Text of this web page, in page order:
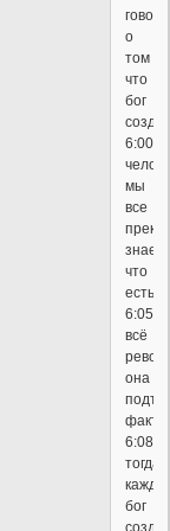
о
том
что
бог
6:00
мы
все
знаем
что
есть
6:05
всё
она
6:08
тогда
бог